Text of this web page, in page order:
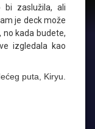
bi zaslužila, ali
je deck može
no kada budete,
izgledala kao
puta, Kiryu.